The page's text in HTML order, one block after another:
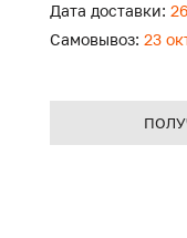
Дата доставки:
Самовывоз: 23